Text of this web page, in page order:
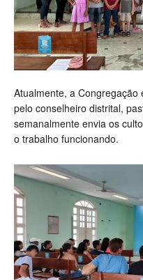
Atualmente, a
pelo conselheiro distrital,
semanalmente envia os
o trabalho funcionando.